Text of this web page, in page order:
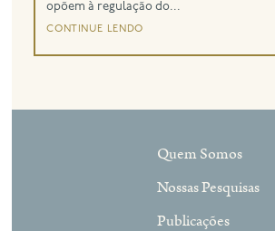
opõem à regulação do...
continue lendo
Quem Somos
Nossas Pesquisas
Publicações